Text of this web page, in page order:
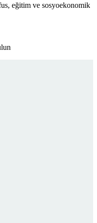
eğitim ve sosyoekonomik